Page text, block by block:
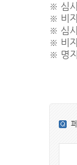
※ 심
※ 비
※ 심
※ 비
※ 명